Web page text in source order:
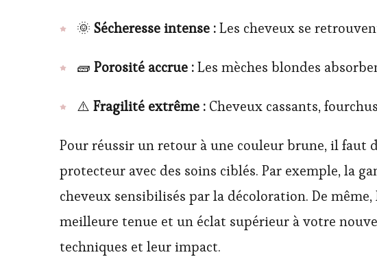
🌞 Sécheresse intense :Les cheveux se
🧱 Porosité accrue :Les mèches blondes
⚠️ Fragilité extrême : Cheveux cassants,
Pour réussir un retour à une couleur brune, il
protecteur avec des soins ciblés. Par exemple, la
cheveux sensibilisés par la décoloration. De
meilleure tenue et un éclat supérieur à votre
techniques et leur impact.